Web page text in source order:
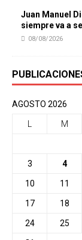
Juan Manuel
siempre va a
08/08/2026
AGOSTO 2026
M
3 4
10 11
17 18
24 25